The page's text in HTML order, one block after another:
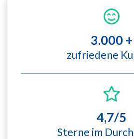
3.000 +
zufriedene
4,7/5
Sterne im